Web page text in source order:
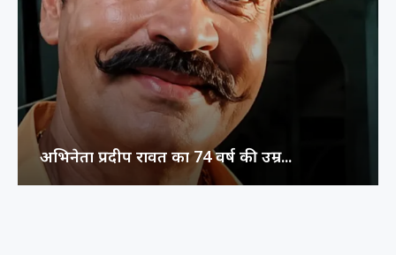
अभिनेता प्रदीप रावत का 74 वर्ष की उम्र...